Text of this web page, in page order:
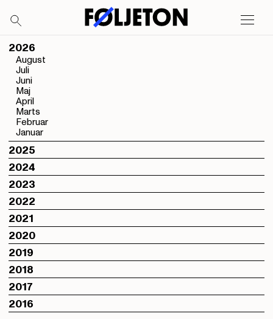
2026
August
Juli
Juni
Maj
April
Marts
Februar
Januar
2025
2024
2023
2022
2021
2020
2019
2018
2017
2016